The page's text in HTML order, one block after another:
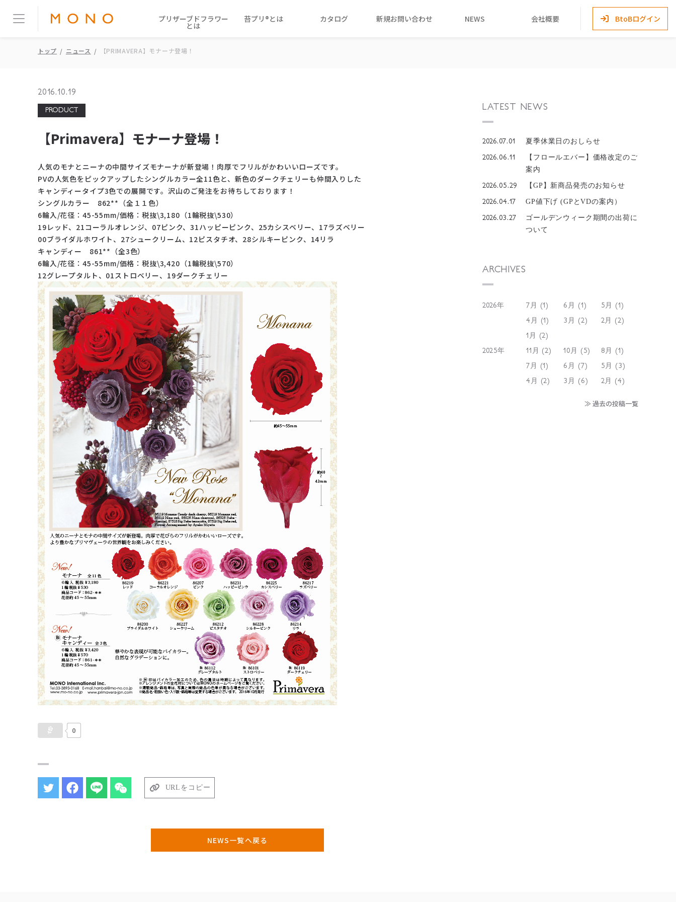
プリザーブドフラワー
とは
苔プリ®とは カタログ 新規お問い合わせ NEWS 会社概要 BtoBログイン
トップ ニュース 【PRIMAVERA】モナーナ登場！
2016.10.19
PRODUCT
【Primavera】モナーナ登場！
人気のモナとニーナの中間サイズモナーナが新登場！肉厚でフリルがかわいいローズです。
PVの人気色をピックアップしたシングルカラー全11色と、新色のダークチェリーも仲間入りした
キャンディータイプ3色での展開です。沢山のご発注をお待ちしております！
シングルカラー 862**（全１１色）
6輪入/花径：45-55mm/価格：税抜\3,180（1輪税抜\530）
19レッド、21コーラルオレンジ、07ピンク、31ハッピーピンク、25カシスベリー、17ラズベリー
00ブライダルホワイト、27シュークリーム、12ピスタチオ、28シルキーピンク、14リラ
キャンディー 861**（全3色）
6輪入/花径：45-55mm/価格：税抜\3,420（1輪税抜\570）
12グレープタルト、01ストロベリー、19ダークチェリー
0
URLをコピー
NEWS一覧へ戻る
LATEST NEWS
2026.07.01 夏季休業日のおしらせ
2026.06.11
【フロールエバー】価格改定のご
案内
2026.05.29 【GP】新商品発売のお知らせ
2026.04.17 GP値下げ (GPとVDの案内）
2026.03.27
ゴールデンウィーク期間の出荷に
ついて
ARCHIVES
2026年 7月 (1) 6月 (1)
5月 (1)
4月 (1)
3月 (2)
2月 (2)
1月 (2)
2025年
11月 (2) 10月 (5)
8月 (1)
7月 (1)
6月 (7)
5月 (3)
4月 (2)
3月 (6) 2月 (4)
≫ 過去の投稿一覧